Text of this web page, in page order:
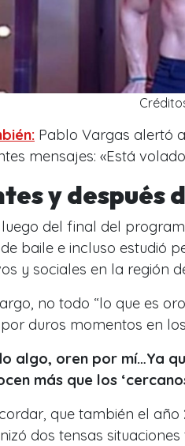
Pablo Vargas alertó
mensajes: «Está
y después
luego del final del
baile e incluso estudió
y sociales en la región
no todo “lo que es
duros momentos en
algo, oren por mí…Ya
más que los
que también el año
dos tensas